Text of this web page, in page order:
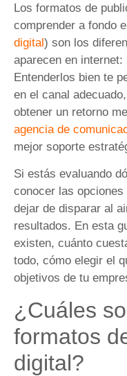
Los formatos de
comprender a fondo
digital) son los
aparecen en
Entenderlos bien te
en el canal
obtener un retorno
agencia de
mejor soporte
Si estás evaluando
conocer las
dejar de disparar al
resultados. En esta
existen, cuánto
todo, cómo elegir el
objetivos de tu
¿Cuáles
formatos
digital?